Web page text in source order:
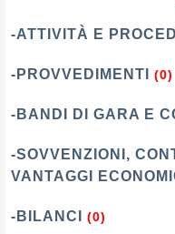
-ATTIVITÀ E
-PROVVEDIMENTI (0)
-BANDI DI GARA E
-SOVVENZIONI,
VANTAGGI
-BILANCI (0)